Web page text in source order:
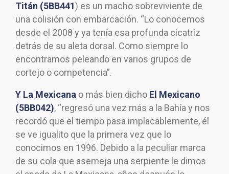
Titán (5BB441) es un macho sobreviviente de
una colisión con embarcación. “Lo conocemos
desde el 2008 y ya tenía esa profunda cicatriz
detrás de su aleta dorsal. Como siempre lo
encontramos peleando en varios grupos de
cortejo o competencia”.
Y La Mexicana o más bien dicho El Mexicano
(5BB042), “regresó una vez más a la Bahía y nos
recordó que el tiempo pasa implacablemente, él
se ve igualito que la primera vez que lo
conocimos en 1996. Debido a la peculiar marca
de su cola que asemeja una serpiente le dimos